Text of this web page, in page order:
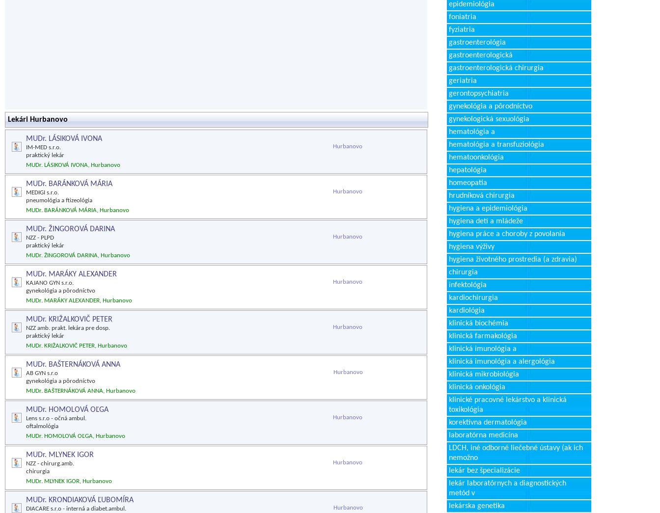
Lekári Hurbanovo
MUDr. LÁSIKOVÁ IVONA
IM-MED s.r.o.
praktický lekár
Hurbanovo
MUDr. LÁSIKOVÁ IVONA, Hurbanovo
MUDr. BARÁNKOVÁ MÁRIA
MEDIGI s.r.o.
pneumológia a ftizeológia
Hurbanovo
MUDr. BARÁNKOVÁ MÁRIA, Hurbanovo
MUDr. ŽINGOROVÁ DARINA
NZZ - PLPD
praktický lekár
Hurbanovo
MUDr. ŽINGOROVÁ DARINA, Hurbanovo
MUDr. MARÁKY ALEXANDER
KAJANO GYN s.r.o.
gynekológia a pôrodníctvo
Hurbanovo
MUDr. MARÁKY ALEXANDER, Hurbanovo
MUDr. KRIŽALKOVIČ PETER
NZZ amb. prakt. lekára pre dosp.
praktický lekár
Hurbanovo
MUDr. KRIŽALKOVIČ PETER, Hurbanovo
MUDr. BAŠTERNÁKOVÁ ANNA
AB GYN s.r.o
gynekológia a pôrodníctvo
Hurbanovo
MUDr. BAŠTERNÁKOVÁ ANNA, Hurbanovo
MUDr. HOMOLOVÁ OĽGA
Lens s.r.o - očná ambul.
oftalmológia
Hurbanovo
MUDr. HOMOLOVÁ OĽGA, Hurbanovo
MUDr. MLYNEK IGOR
NZZ - chirurg.amb.
chirurgia
Hurbanovo
MUDr. MLYNEK IGOR, Hurbanovo
MUDr. KRONDIAKOVÁ ĽUBOMÍRA
DIACARE s.r.o - interná a diabet.ambul.
Hurbanovo
epidemiológia
foniatria
fyziatria
gastroenterológia
gastroenterologická
gastroenterologická chirurgia
geriatria
gerontopsychiatria
gynekológia a pôrodníctvo
gynekologická sexuológia
hematológia a
hematológia a transfuziológia
hematoonkológia
hepatológia
homeopatia
hrudníková chirurgia
hygiena a epidemiológia
hygiena detí a mládeže
hygiena práce a choroby z povolania
hygiena výživy
hygiena životného prostredia (a zdravia)
chirurgia
infektológia
kardiochirurgia
kardiológia
klinická biochémia
klinická farmakológia
klinická imunológia a
klinická imunológia a alergológia
klinická mikrobiológia
klinická onkológia
klinické pracovné lekárstvo a klinická
toxikológia
korektívna dermatológia
laboratórna medicína
LDCH, iné odborné liečebné ústavy (ak ich
nemožno
lekár bez špecializácie
lekár laboratórnych a diagnostických
metód v
lekárska genetika